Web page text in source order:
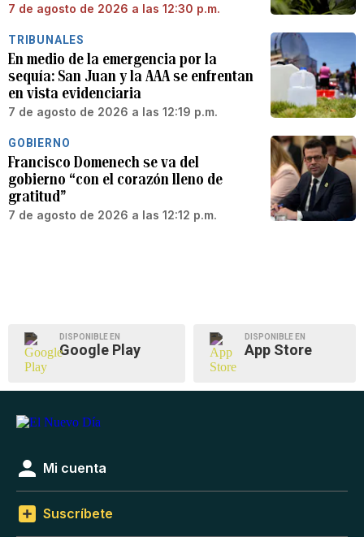
7 de agosto de 2026 a las 12:30 p.m.
TRIBUNALES
En medio de la emergencia por la
sequía: San Juan y la AAA se enfrentan
en vista evidenciaria
7 de agosto de 2026 a las 12:19 p.m.
GOBIERNO
Francisco Domenech se va del
gobierno “con el corazón lleno de
gratitud”
7 de agosto de 2026 a las 12:12 p.m.
DISPONIBLE EN
Google Play
DISPONIBLE EN
App Store
Mi cuenta
Suscríbete